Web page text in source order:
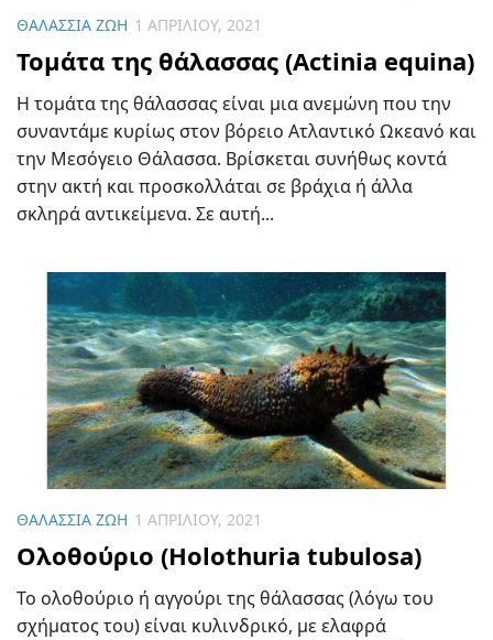
ΘΑΛΆΣΣΙΑ ΖΩΉ 1 ΑΠΡΙΛΊΟΥ, 2021
Τομάτα της θάλασσας (Actinia equina)
Η τομάτα της θάλασσας είναι μια ανεμώνη που την
συναντάμε κυρίως στον βόρειο Ατλαντικό Ωκεανό και
την Μεσόγειο Θάλασσα. Βρίσκεται συνήθως κοντά
στην ακτή και προσκολλάται σε βράχια ή άλλα
σκληρά αντικείμενα. Σε αυτή...
ΘΑΛΆΣΣΙΑ ΖΩΉ 1 ΑΠΡΙΛΊΟΥ, 2021
Ολοθούριο (Holothuria tubulosa)
Το ολοθούριο ή αγγούρι της θάλασσας (λόγω του
σχήματος του) είναι κυλινδρικό, με ελαφρά